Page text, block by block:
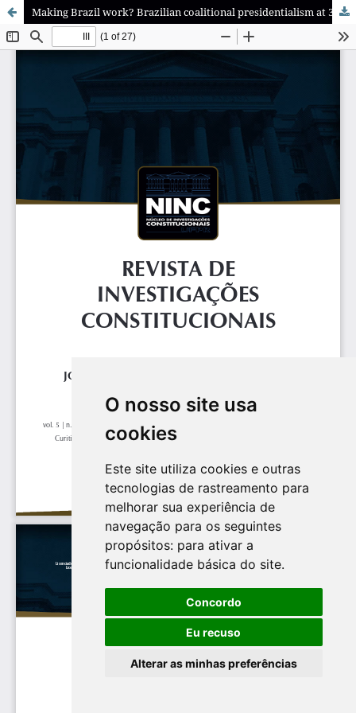
O nosso site usa
cookies
Este site utiliza cookies e outras
tecnologias de rastreamento para
melhorar sua experiência de
navegação para os seguintes
propósitos: para ativar a
funcionalidade básica do site.
Concordo
Eu recuso
Alterar as minhas preferências
Making Brazil work? Brazilian coalitional presidentialism at 30 and its post-Lava Jato prospects